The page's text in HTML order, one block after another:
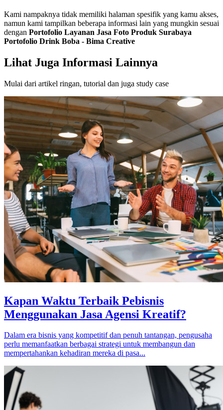
Kami nampaknya tidak memiliki halaman spesifik yang kamu akses,
namun kami tampilkan beberapa informasi lain yang mungkin sesuai
dengan Portofolio Layanan Jasa Foto Produk Surabaya
Portofolio Drink Boba - Bima Creative
Lihat Juga Informasi Lainnya
Mulai dari artikel ringan, tutorial dan juga study case
Kapan Waktu Terbaik Pebisnis
Menggunakan Jasa Agensi Kreatif?
Dalam era bisnis yang kompetitif dan penuh tantangan, pengusaha
perlu memanfaatkan berbagai strategi untuk membangun dan
mempertahankan kehadiran mereka di pasa...